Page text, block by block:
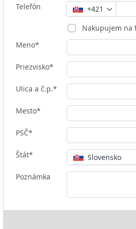
Telefón
+421
Nakupujem na
Meno*
Priezvisko*
Ulica a č.p.*
Mesto*
PSČ*
Štát*
Slovensko
Poznámka